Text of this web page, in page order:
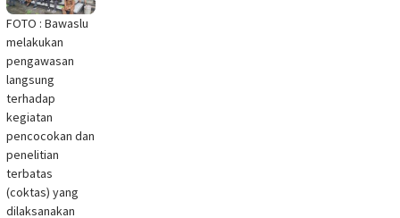
FOTO : Bawaslu
melakukan
pengawasan
langsung
terhadap
kegiatan
pencocokan dan
penelitian
terbatas
(coktas) yang
dilaksanakan